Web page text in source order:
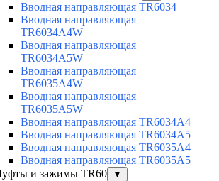
Вводная направляющая TR6034
Вводная направляющая
TR6034A4W
Вводная направляющая
TR6034A5W
Вводная направляющая
TR6035A4W
Вводная направляющая
TR6035A5W
Вводная направляющая TR6034A4
Вводная направляющая TR6034A5
Вводная направляющая TR6035A4
Вводная направляющая TR6035A5
и зажимы TR60
▼